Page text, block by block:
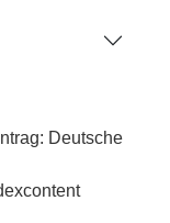
Deutsche